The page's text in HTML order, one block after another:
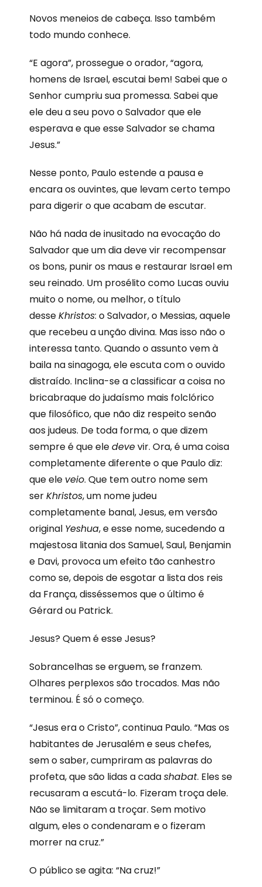
Novos meneios de cabeça. Isso também
todo mundo conhece.
“E agora”, prossegue o orador, “agora,
homens de Israel, escutai bem! Sabei que o
Senhor cumpriu sua promessa. Sabei que
ele deu a seu povo o Salvador que ele
esperava e que esse Salvador se chama
Jesus.”
Nesse ponto, Paulo estende a pausa e
encara os ouvintes, que levam certo tempo
para digerir o que acabam de escutar.
Não há nada de inusitado na evocação do
Salvador que um dia deve vir recompensar
os bons, punir os maus e restaurar Israel em
seu reinado. Um prosélito como Lucas ouviu
muito o nome, ou melhor, o título
desseKhristos: o Salvador, o Messias, aquele
que recebeu a unção divina. Mas isso não o
interessa tanto. Quando o assunto vem à
baila na sinagoga, ele escuta com o ouvido
distraído. Inclina-se a classificar a coisa no
bricabraque do judaísmo mais folclórico
que filosófico, que não diz respeito senão
aos judeus. De toda forma, o que dizem
sempre é que eledevevir. Ora, é uma coisa
completamente diferente o que Paulo diz:
que ele veio. Que tem outro nome sem
serKhristos, um nome judeu
completamente banal, Jesus, em versão
original Yeshua, e esse nome, sucedendo a
majestosa litania dos Samuel, Saul, Benjamin
e Davi, provoca um efeito tão canhestro
como se, depois de esgotar a lista dos reis
da França, disséssemos que o último é
Gérard ou Patrick.
Jesus? Quem é esse Jesus?
Sobrancelhas se erguem, se franzem.
Olhares perplexos são trocados. Mas não
terminou. É só o começo.
“Jesus era o Cristo”, continua Paulo. “Mas os
habitantes de Jerusalém e seus chefes,
sem o saber, cumpriram as palavras do
profeta, que são lidas a cadashabat. Eles se
recusaram a escutá-lo. Fizeram troça dele.
Não se limitaram a troçar. Sem motivo
algum, eles o condenaram e o fizeram
morrer na cruz.”
O público se agita: “Na cruz!”